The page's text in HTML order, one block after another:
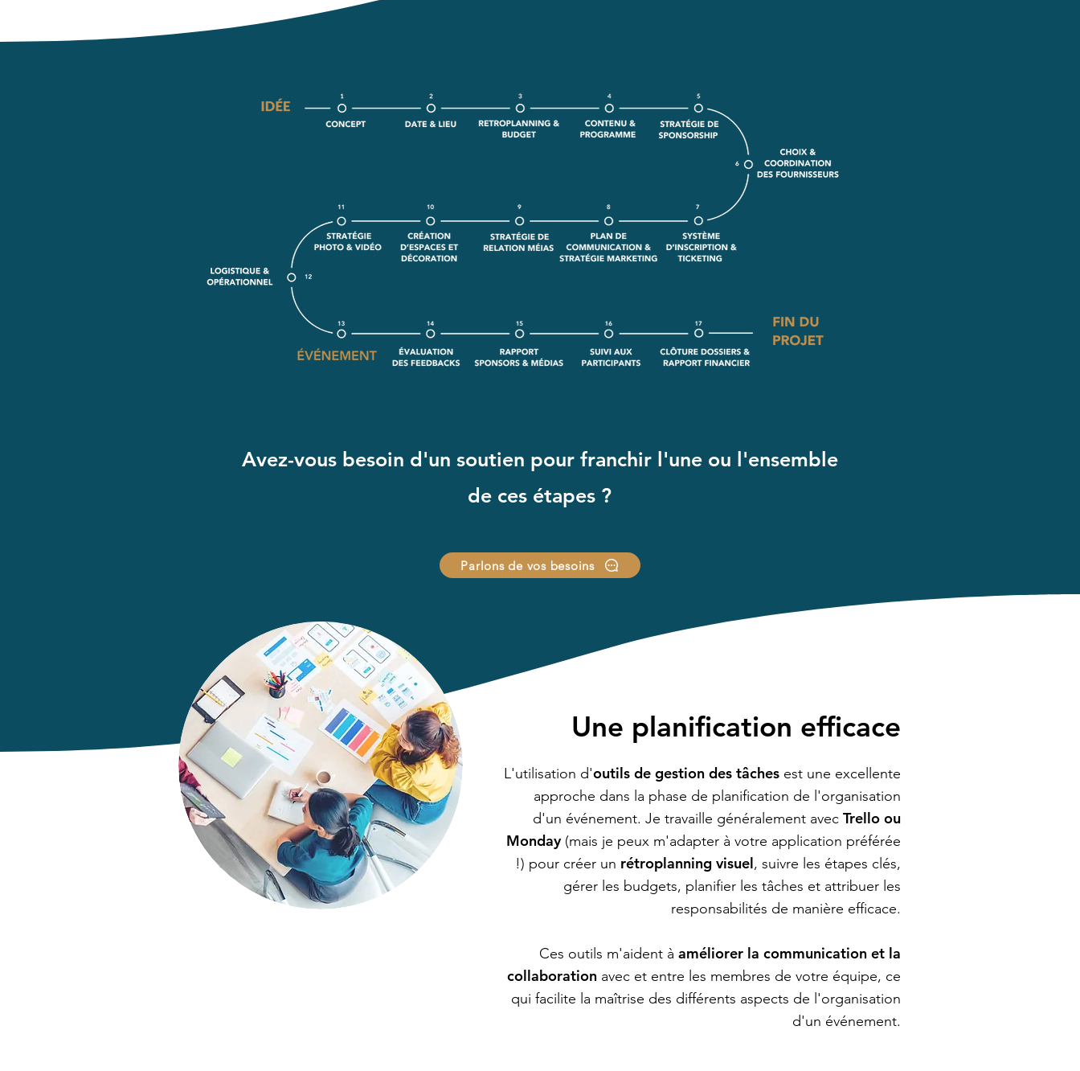
Avez-vous besoin d'un soutien pour franchir l'une ou l'ensemble
de ces étapes ?
Parlons de vos besoins
Une planification efficace
L'utilisation d'outils de gestion des tâches est une excellente
approche dans la phase de planification de l'organisation
d'un événement. Je travaille généralement avec Trello ou
Monday(mais je peux m'adapter à votre application préférée
!) pour créer un rétroplanning visuel, suivre les étapes clés,
gérer les budgets, planifier les tâches et attribuer les
responsabilités de manière efficace.
Ces outils m'aident à améliorer la communication et la
collaboration avec et entre les membres de votre équipe, ce
qui facilite la maîtrise des différents aspects de l'organisation
d'un événement.